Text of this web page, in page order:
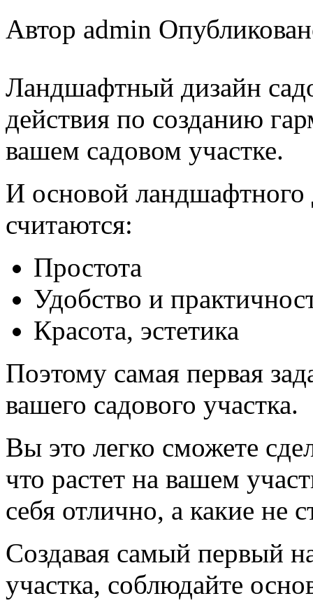
Автор admin
Ландшафтный дизайн
действия по созданию
вашем садовом участке.
И основой ландшафтного
считаются:
Простота
Удобство и
Красота, эстетика
Поэтому самая первая
вашего садового участка.
Вы это легко сможете
что растет на вашем
себя отлично, а какие не
Создавая самый первый
участка, соблюдайте